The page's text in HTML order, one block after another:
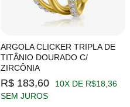
ARGOLA CLICKER TRIPLA DE
TITÂNIO DOURADO C/
ZIRCÔNIA
R$ 183,60
10X DE R$18,36
SEM JUROS